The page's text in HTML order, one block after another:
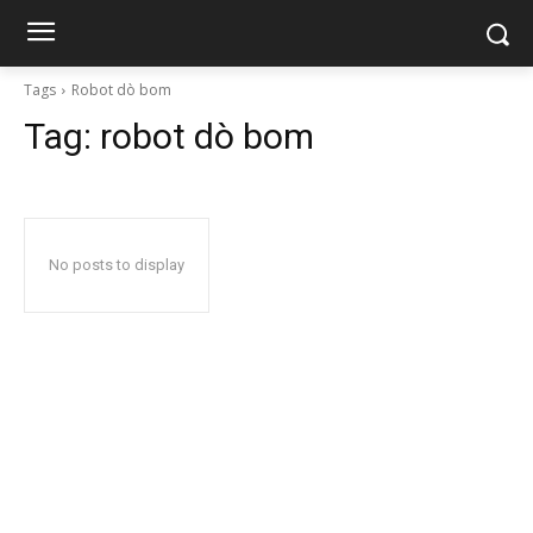
Tags Robot dò bom
Tag: robot dò bom
No posts to display